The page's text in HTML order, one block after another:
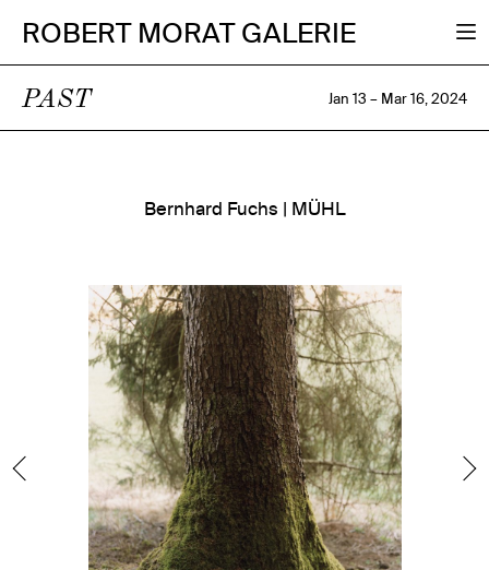
ROBERT MORAT GALERIE
PAST Jan 13 – Mar 16, 2024
Bernhard Fuchs | MÜHL